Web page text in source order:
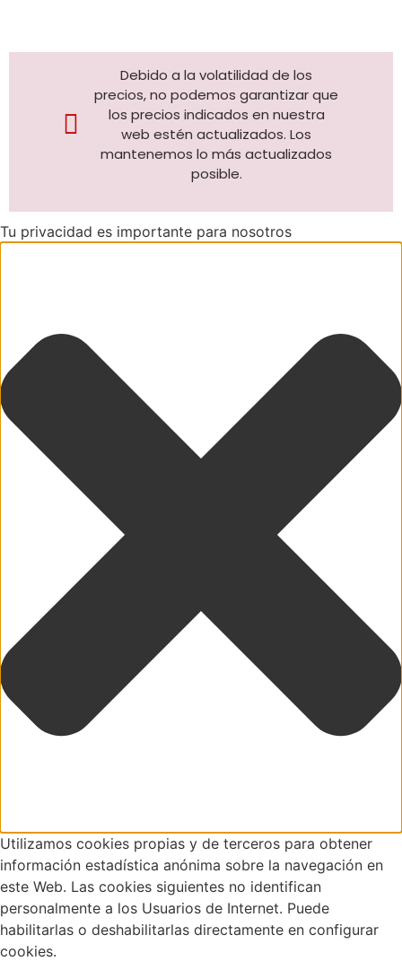
Debido a la volatilidad de los
precios, no podemos garantizar que
los precios indicados en nuestra
web estén actualizados. Los
mantenemos lo más actualizados
posible.
Tu privacidad es importante para nosotros
Utilizamos cookies propias y de terceros para obtener
información estadística anónima sobre la navegación en
este Web. Las cookies siguientes no identifican
personalmente a los Usuarios de Internet. Puede
habilitarlas o deshabilitarlas directamente en configurar
cookies.